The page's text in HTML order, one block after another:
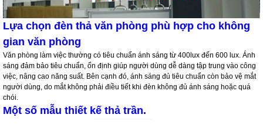
Lựa chọn đèn thả văn phòng phù hợp cho không
gian văn phòng
Văn phòng làm việc thường có tiêu chuẩn ánh sáng từ 400lux đến 600 lux. Ánh
sáng đảm bảo tiêu chuẩn, ổn định giúp người dùng dễ dàng tập trung vào công
việc, nâng cao năng suất. Bên cạnh đó, ánh sáng đủ tiêu chuẩn còn bảo vệ mắt
người dùng, do mắt không phải điều tiết khi đèn không đủ ánh sáng hoặc quá
chói.
Một số mẫu thiết kế thả trần.